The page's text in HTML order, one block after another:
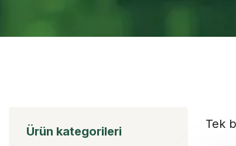
Ürün kategorileri
Tek